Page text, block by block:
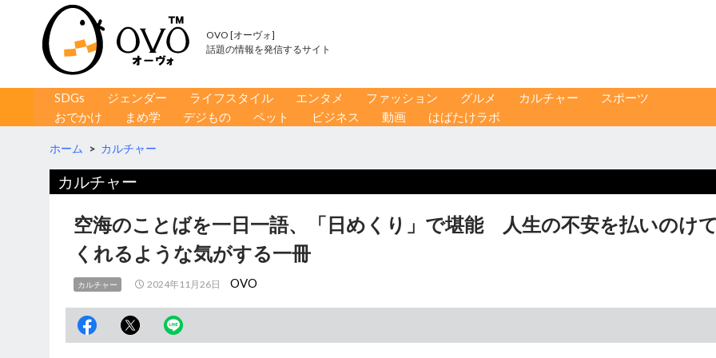
OVO [オーヴォ]
話題の情報を発信するサイト
コンテンツへ移動
SDGs ジェンダー ライフスタイル エンタメ ファッション グルメ カルチャー
スポーツ
おでかけ
まめ学 デジもの ペット ビジネス 動画 はばたけラボ
ホーム > カルチャー
カルチャー
空海のことばを一日一語、「日めくり」で堪能 人生の不安を払いのけ
くれるような気がする一冊
カルチャー 2024年11月26日 OVO